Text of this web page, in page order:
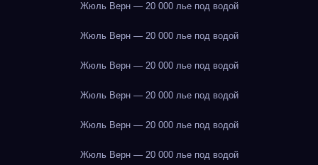
Жюль Верн — 20 000 лье под водой
Жюль Верн — 20 000 лье под водой
Жюль Верн — 20 000 лье под водой
Жюль Верн — 20 000 лье под водой
Жюль Верн — 20 000 лье под водой
Жюль Верн — 20 000 лье под водой